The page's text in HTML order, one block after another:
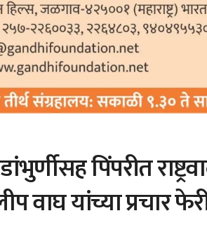
पिंपरीत
वाघ यांच्या प्रचार